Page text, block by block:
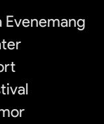
Evenemang